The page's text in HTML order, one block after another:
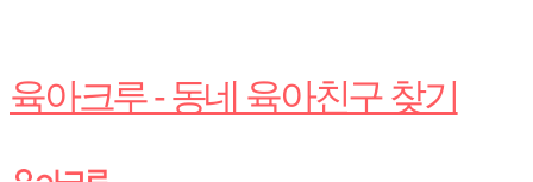
육아크루 - 동네 육아친구 찾기